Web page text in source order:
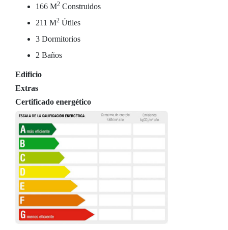
166 M2 Construidos
211 M2 Útiles
3 Dormitorios
2 Baños
Edificio
Extras
Certificado energético